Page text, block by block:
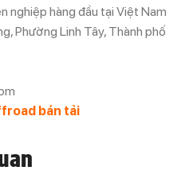
nghiệp hàng đầu tại Việt Nam
Phường Linh Tây, Thành phố
bán tải